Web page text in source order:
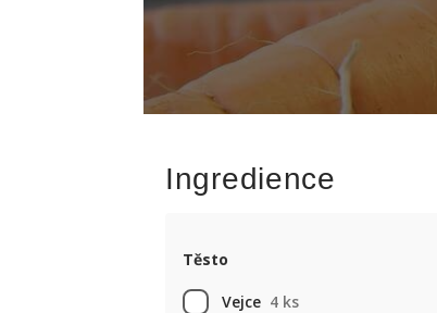
Ingredience
Těsto
Vejce 4 ks